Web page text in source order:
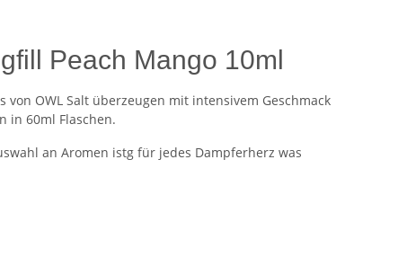
Peach Mango 10ml
von OWL Salt überzeugen mit intensivem Geschmack
in 60ml Flaschen.
an Aromen istg für jedes Dampferherz was